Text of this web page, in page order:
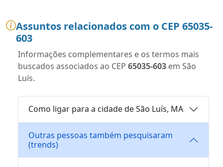
Assuntos relacionados com o CEP 65035-
603
Informações complementares e os termos mais
buscados associados ao CEP 65035-603 em São
Luís.
Como ligar para a cidade de São Luís, MA
Outras pessoas também pesquisaram
(trends)